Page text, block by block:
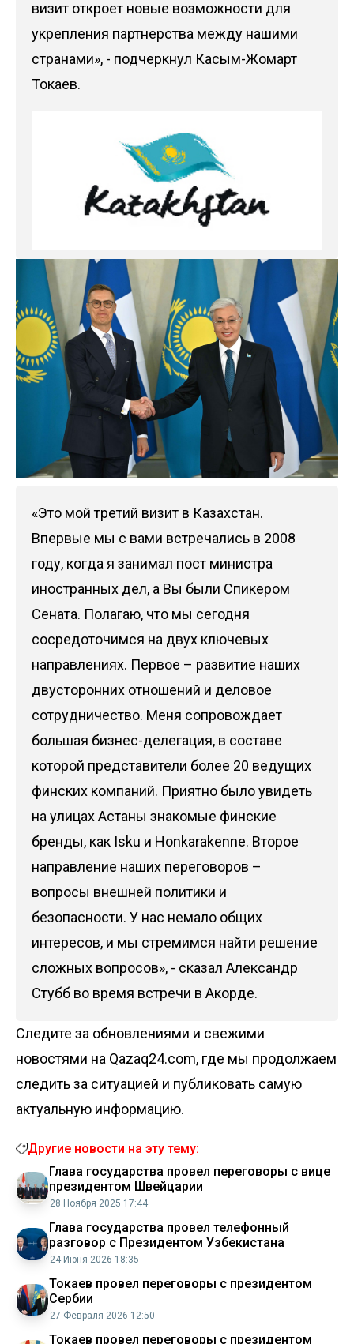
визит откроет новые возможности для
укрепления партнерства между нашими
странами», - подчеркнул Касым-Жомарт
Токаев.
«Это мой третий визит в Казахстан.
Впервые мы с вами встречались в 2008
году, когда я занимал пост министра
иностранных дел, а Вы были Спикером
Сената. Полагаю, что мы сегодня
сосредоточимся на двух ключевых
направлениях. Первое – развитие наших
двусторонних отношений и деловое
сотрудничество. Меня сопровождает
большая бизнес-делегация, в составе
которой представители более 20 ведущих
финских компаний. Приятно было увидеть
на улицах Астаны знакомые финские
бренды, как Isku и Honkarakenne. Второе
направление наших переговоров –
вопросы внешней политики и
безопасности. У нас немало общих
интересов, и мы стремимся найти решение
сложных вопросов», - сказал Александр
Стубб во время встречи в Акорде.
Следите за обновлениями и свежими
новостями на Qazaq24.com, где мы продолжаем
следить за ситуацией и публиковать самую
актуальную информацию.
Другие новости на эту тему:
Глава государства провел переговоры с вице
президентом Швейцарии
28 Ноября 2025 17:44
Глава государства провел телефонный
разговор с Президентом Узбекистана
24 Июня 2026 18:35
Токаев провел переговоры с президентом
Сербии
27 Февраля 2026 12:50
Токаев провел переговоры с президентом